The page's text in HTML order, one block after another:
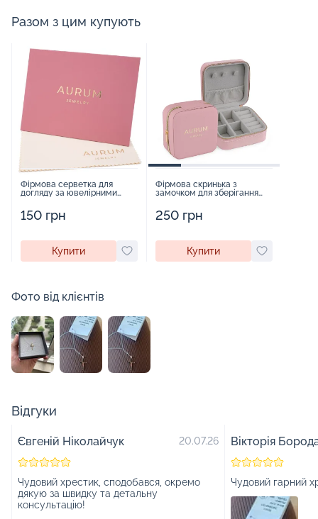
Разом з цим купують
Фірмова серветка для
догляду за ювелірними
150 грн
Купити
Фірмова скринька з
замочком для зберігання
250 грн
Купити
Фото від клієнтів
Відгуки
Євгеній Ніколайчук 20.07.26
Чудовий хрестик, сподобався, окремо
дякую за швидку та детальну
консультацію!
Вікторія
Чудовий гарний